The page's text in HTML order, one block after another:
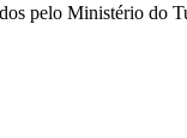
pelo Ministério do